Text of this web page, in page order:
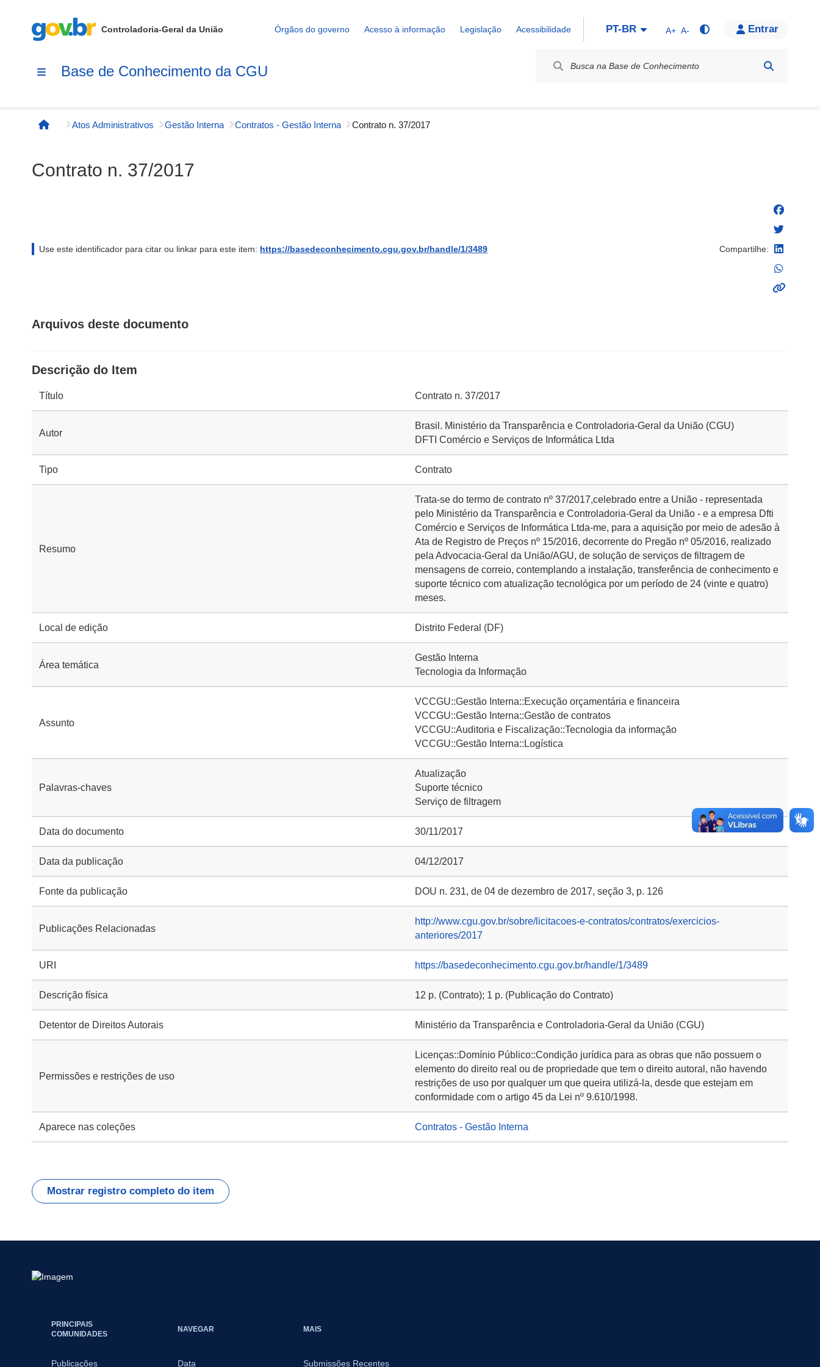
Controladoria-Geral da União Órgãos do governo Acesso à informação Legislação Acessibilidade PT-BR A+ A- Entrar
Base de Conhecimento da CGU
Página inicial
Atos Administrativos Gestão Interna Contratos - Gestão Interna Contrato n. 37/2017
Contrato n. 37/2017
Use este identificador para citar ou linkar para este item: https://basedeconhecimento.cgu.gov.br/handle/1/3489 Compartilhe:
Arquivos deste documento
Descrição do Item
Título Contrato n. 37/2017
Autor
Brasil. Ministério da Transparência e Controladoria-Geral da União (CGU)
DFTI Comércio e Serviços de Informática Ltda
Tipo Contrato
Resumo
Trata-se do termo de contrato nº 37/2017,celebrado entre a União - representada
pelo Ministério da Transparência e Controladoria-Geral da União - e a empresa Dfti
Comércio e Serviços de Informática Ltda-me, para a aquisição por meio de adesão à
Ata de Registro de Preços nº 15/2016, decorrente do Pregão nº 05/2016, realizado
pela Advocacia-Geral da União/AGU, de solução de serviços de filtragem de
mensagens de correio, contemplando a instalação, transferência de conhecimento e
suporte técnico com atualização tecnológica por um período de 24 (vinte e quatro)
meses.
Local de edição Distrito Federal (DF)
Área temática
Gestão Interna
Tecnologia da Informação
Assunto
VCCGU::Gestão Interna::Execução orçamentária e financeira
VCCGU::Gestão Interna::Gestão de contratos
VCCGU::Auditoria e Fiscalização::Tecnologia da informação
VCCGU::Gestão Interna::Logística
Palavras-chaves
Atualização
Suporte técnico
Serviço de filtragem
Data do documento 30/11/2017
Data da publicação 04/12/2017
Fonte da publicação DOU n. 231, de 04 de dezembro de 2017, seção 3, p. 126
Publicações Relacionadas
http://www.cgu.gov.br/sobre/licitacoes-e-contratos/contratos/exercicios-
anteriores/2017
URI https://basedeconhecimento.cgu.gov.br/handle/1/3489
Descrição física 12 p. (Contrato); 1 p. (Publicação do Contrato)
Detentor de Direitos Autorais Ministério da Transparência e Controladoria-Geral da União (CGU)
Permissões e restrições de uso
Licenças::Domínio Público::Condição jurídica para as obras que não possuem o
elemento do direito real ou de propriedade que tem o direito autoral, não havendo
restrições de uso por qualquer um que queira utilizá-la, desde que estejam em
conformidade com o artigo 45 da Lei nº 9.610/1998.
Aparece nas coleções Contratos - Gestão Interna
Mostrar registro completo do item
PRINCIPAIS
COMUNIDADES
Publicações
NAVEGAR
Data
MAIS
Submissões Recentes